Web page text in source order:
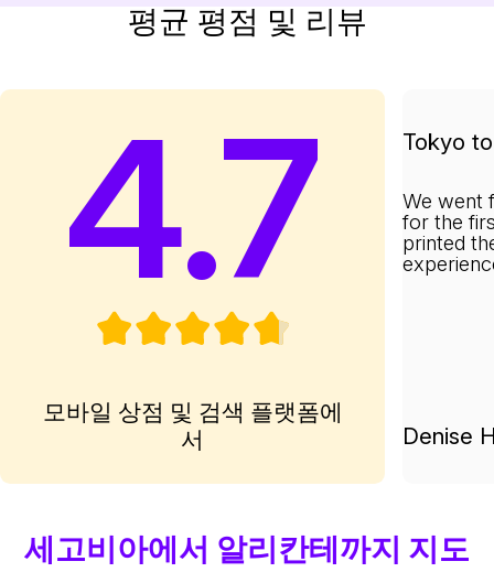
평균 평점 및 리뷰
4.7
모바일 상점 및 검색 플랫폼에
서
Tokyo
We went
for the
printed
Denise
세고비아에서 알리칸테까지 지도